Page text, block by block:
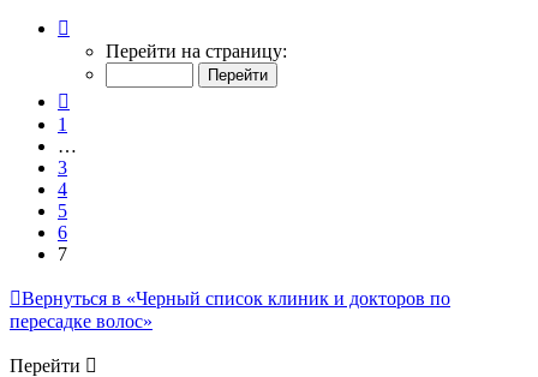
Перейти на страницу:
1
…
3
4
5
6
7
Вернуться в «Черный список клиник и докторов по
пересадке волос»
Перейти